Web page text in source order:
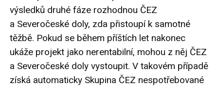
výsledků druhé fáze rozhodnou ČEZ
a Severočeské doly, zda přistoupí k samotné
těžbě. Pokud se během příštích let nakonec
ukáže projekt jako nerentabilní, mohou z něj ČEZ
a Severočeské doly vystoupit. V takovém případě
získá automaticky Skupina ČEZ nespotřebované